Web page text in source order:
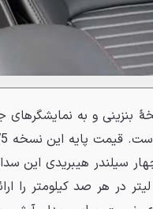
نیز مثل نسخهٔ بنزینی و به
مصرف سوخت ترکیبی 4.7 لیتر در